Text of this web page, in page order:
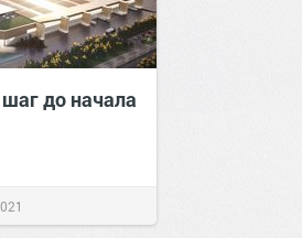
до начала